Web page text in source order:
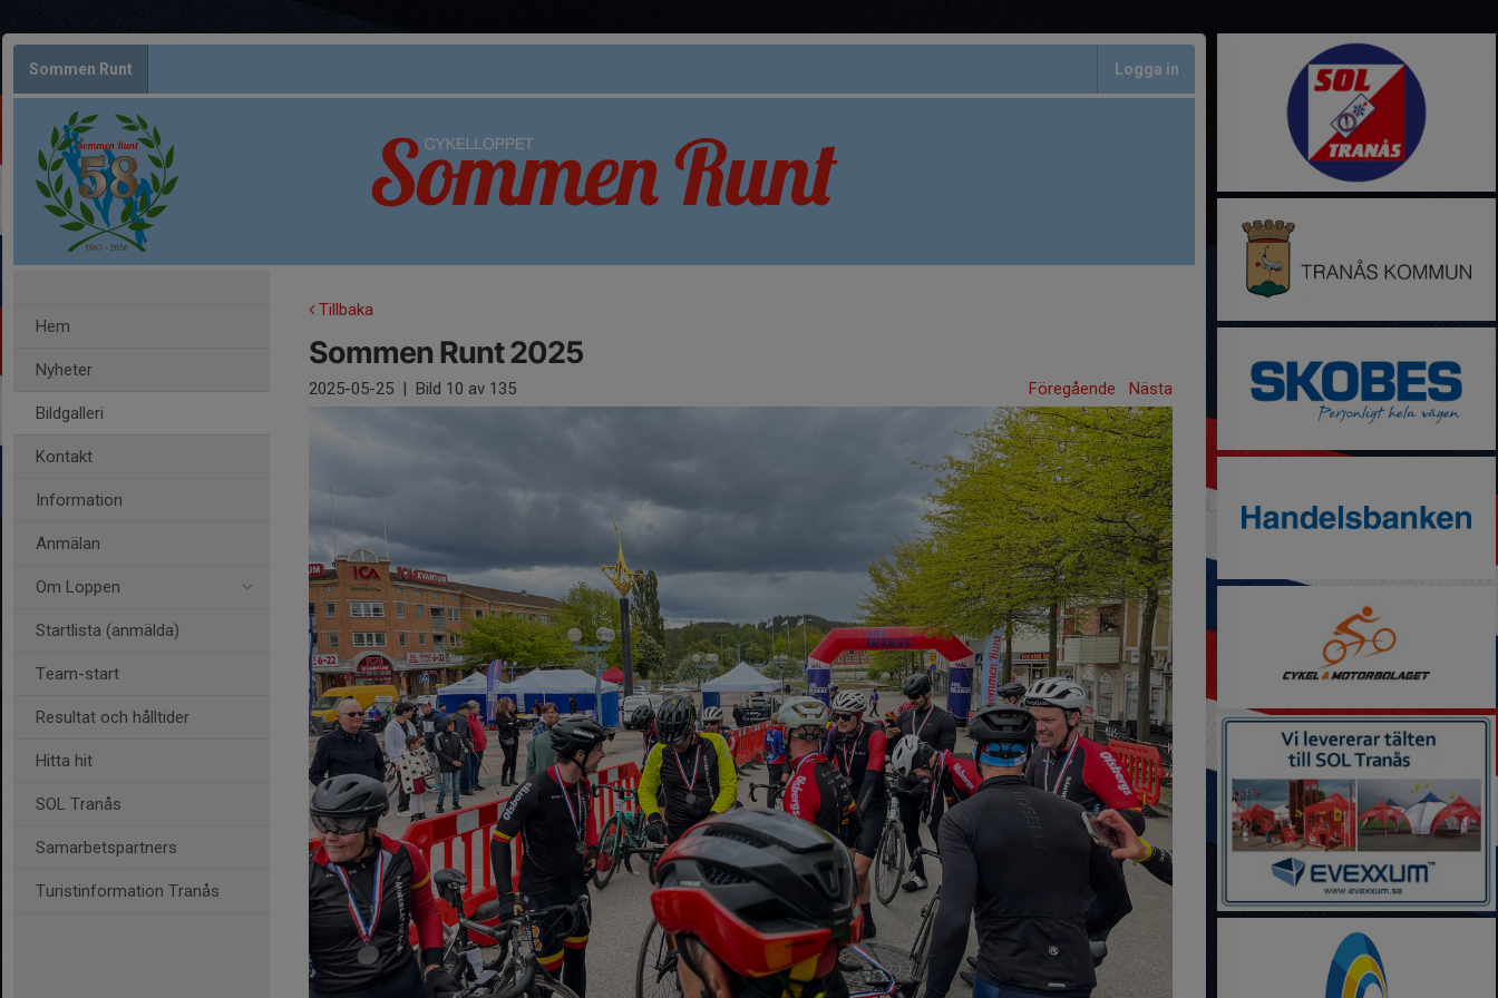
Sommen Runt Logga in
Hem
Nyheter
Bildgalleri
Kontakt
Information
Anmälan
Om Loppen
Startlista (anmälda)
Team-start
Resultat och hålltider
Hitta hit
SOL Tranås
Samarbetspartners
Turistinformation Tranås
Tillbaka
Sommen Runt 2025
2025-05-25 | Bild 10 av 135 Föregående Nästa